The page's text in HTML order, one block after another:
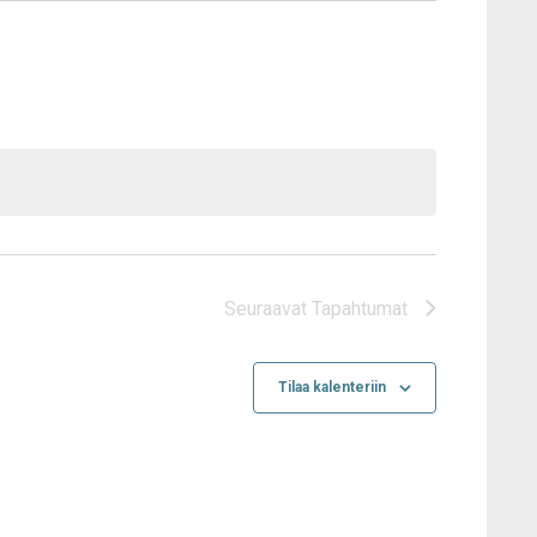
Seuraavat Tapahtumat
Tilaa kalenteriin